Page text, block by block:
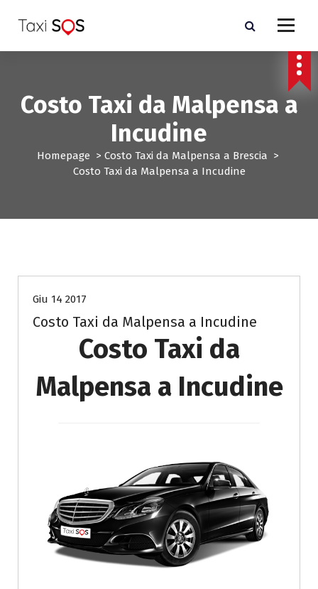
a
Costo Taxi da Malpensa a
Incudine
Homepage > Costo Taxi da Malpensa a Brescia >
Costo Taxi da Malpensa a Incudine
Giu 14 2017
Costo Taxi da Malpensa a Incudine
Costo Taxi da
Malpensa a Incudine